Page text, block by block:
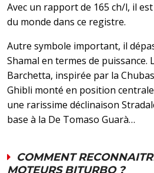
Avec un rapport de 165 ch/l, il
du monde dans ce registre.
Autre symbole important, il
Shamal en termes de puissance.
Barchetta, inspirée par la
Ghibli monté en position
une rarissime déclinaison
base à la De Tomaso Guarà…
COMMENT
MOTEURS BITURBO ?